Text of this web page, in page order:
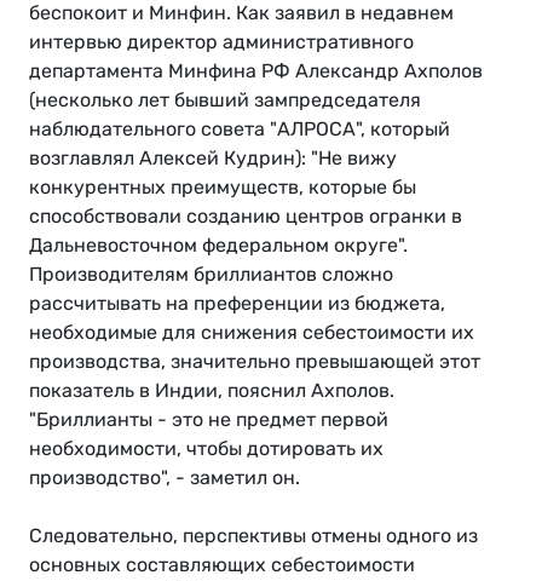
беспокоит и Минфин. Как заявил в недавнем
интервью директор административного
департамента Минфина РФ Александр Ахполов
(несколько лет бывший зампредседателя
наблюдательного совета "АЛРОСА", который
возглавлял Алексей Кудрин): "Не вижу
конкурентных преимуществ, которые бы
способствовали созданию центров огранки в
Дальневосточном федеральном округе".
Производителям бриллиантов сложно
рассчитывать на преференции из бюджета,
необходимые для снижения себестоимости их
производства, значительно превышающей этот
показатель в Индии, пояснил Ахполов.
"Бриллианты - это не предмет первой
необходимости, чтобы дотировать их
производство", - заметил он.
Следовательно, перспективы отмены одного из
основных составляющих себестоимости